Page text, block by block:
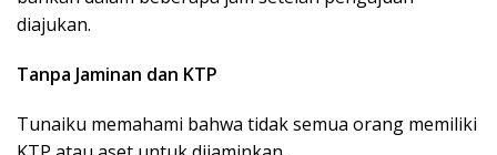
diajukan.
Tanpa Jaminan dan KTP
Tunaiku memahami bahwa tidak semua orang memiliki